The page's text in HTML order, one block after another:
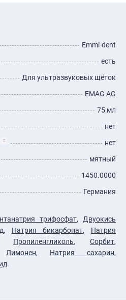
Emmi-dent
есть
Для ультразвуковых щёток
EMAG AG
75 мл
нет
нет
мятный
1450.0000
Германия
трифосфат,Двуокись
, Натрия бикарбонат, Натрия
Пропиленгликоль, Сорбит,
Лимонен, Натрия сахарин,
.